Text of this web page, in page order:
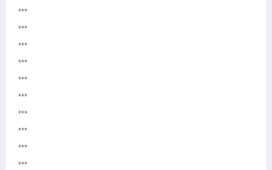
***
***
***
***
***
***
***
***
***
***